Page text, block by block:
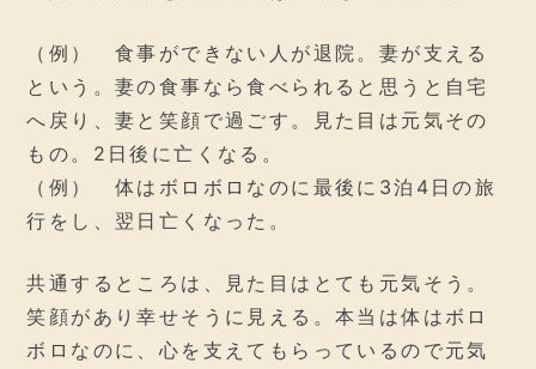
（例） 食事ができない人が退院。妻が支える
という。妻の食事なら食べられると思うと自宅
へ戻り、妻と笑顔で過ごす。見た目は元気その
もの。2日後に亡くなる。
（例） 体はボロボロなのに最後に3泊4日の旅
行をし、翌日亡くなった。
共通するところは、見た目はとても元気そう。
笑顔があり幸せそうに見える。本当は体はボロ
ボロなのに、心を支えてもらっているので元気